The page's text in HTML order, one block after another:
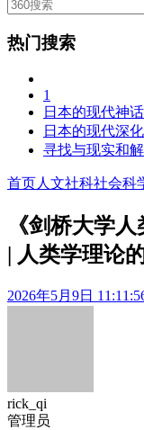
热门搜索
1
日本的现代神话
日本的现代深化
寻找与现实和
首页人文社科社会科
《剑桥大学
| 人类学理论
2026年5月9日
rick_qi
管理员